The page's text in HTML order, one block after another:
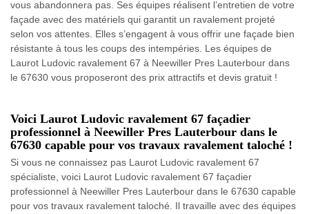
vous abandonnera pas. Ses équipes réalisent l’entretien de votre
façade avec des matériels qui garantit un ravalement projeté
selon vos attentes. Elles s’engagent à vous offrir une façade bien
résistante à tous les coups des intempéries. Les équipes de
Laurot Ludovic ravalement 67 à Neewiller Pres Lauterbour dans
le 67630 vous proposeront des prix attractifs et devis gratuit !
Voici Laurot Ludovic ravalement 67 façadier
professionnel à Neewiller Pres Lauterbour dans le
67630 capable pour vos travaux ravalement taloché !
Si vous ne connaissez pas Laurot Ludovic ravalement 67
spécialiste, voici Laurot Ludovic ravalement 67 façadier
professionnel à Neewiller Pres Lauterbour dans le 67630 capable
pour vos travaux ravalement taloché. Il travaille avec des équipes